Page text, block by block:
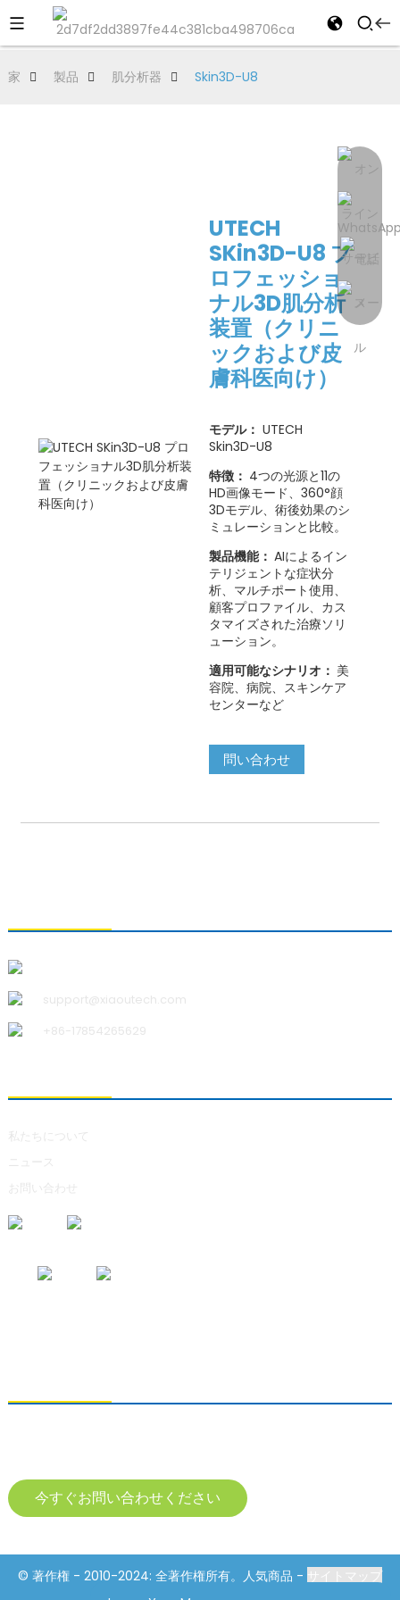
家 製品 肌分析器 Skin3D-U8
UTECH
SKin3D-U8 プ
ロフェッショ
ナル3D肌分析
装置（クリニ
ックおよび皮
膚科医向け）
モデル： UTECH
Skin3D-U8
特徴： 4つの光源と11の
HD画像モード、360°顔
3Dモデル、術後効果のシ
ミュレーションと比較。
製品機能： AIによるイン
テリジェントな症状分
析、マルチポート使用、
顧客プロファイル、カス
タマイズされた治療ソリ
ューション。
適用可能なシナリオ： 美
容院、病院、スキンケア
センターなど
問い合わせ
support@xiaoutech.com
+86-17854265629
私たちについて
ニュース
お問い合わせ
今すぐお問い合わせください
© 著作権 - 2010-2024: 全著作権所有。人気商品 - サイトマップ